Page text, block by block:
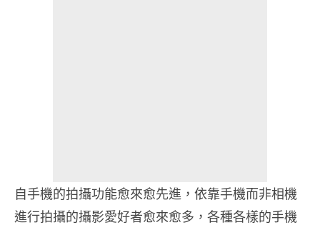
自手機的拍攝功能愈來愈先進，依靠手機而非相機
進行拍攝的攝影愛好者愈來愈多，各種各樣的手機